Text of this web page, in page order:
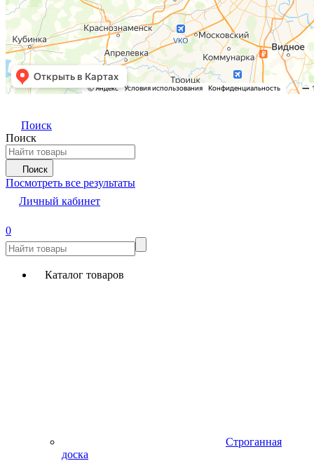
Поиск
Поиск
Поиск
Посмотреть все результаты
Личный кабинет
0
Каталог товаров
Строганная
доска